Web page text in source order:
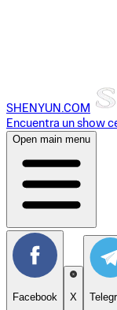
SHENYUN.COM
Encuentra un show
Open main menu
Facebook X